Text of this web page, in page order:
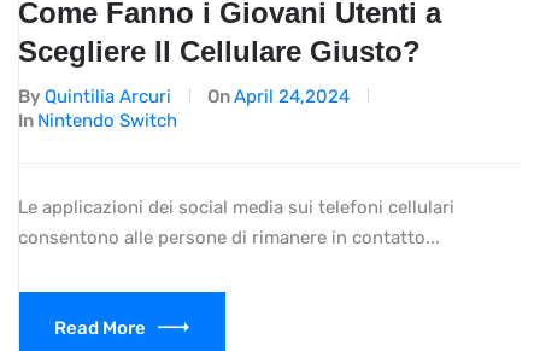
Come Fanno i Giovani Utenti a
Scegliere Il Cellulare Giusto?
By Quintilia Arcuri OnApril 24,2024
In Nintendo Switch
Le applicazioni dei social media sui telefoni cellulari
consentono alle persone di rimanere in contatto...
Read More